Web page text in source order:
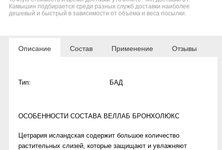
Камышин подбирается среди разных служб доставки наиболее
дешевый и быстрый в зависимости от объема и веса посылки.
Описание Состав Применение Отзывы
Тип: БАД
ОСОБЕННОСТИ СОСТАВА ВЕЛЛАБ БРОНХОЛЮКС
Цетрария исландская содержит большое количество
растительных слизей, которые защищают и увлажняют